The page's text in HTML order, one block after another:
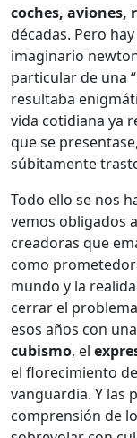
coches, aviones,
décadas. Pero
imaginario
particular de una
resultaba
vida cotidiana ya
que se
súbitamente
Todo ello se nos
vemos obligados
creadoras que
como
mundo y la
cerrar el
esos años con
cubismo, el
el florecimiento
vanguardia. Y las
comprensión de